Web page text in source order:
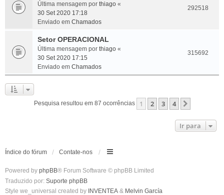
Última mensagem por thiago «
30 Set 2020 17:18
Enviado em Chamados
292518
Setor OPERACIONAL
Última mensagem por thiago «
30 Set 2020 17:15
Enviado em Chamados
315692
Pesquisa resultou em 87 ocorrências 1 2 3 4
Ir para
Índice do fórum Contate-nos
Powered by phpBB® Forum Software © phpBB Limited
Traduzido por: Suporte phpBB
Style we_universal created by INVENTEA & Melvin García